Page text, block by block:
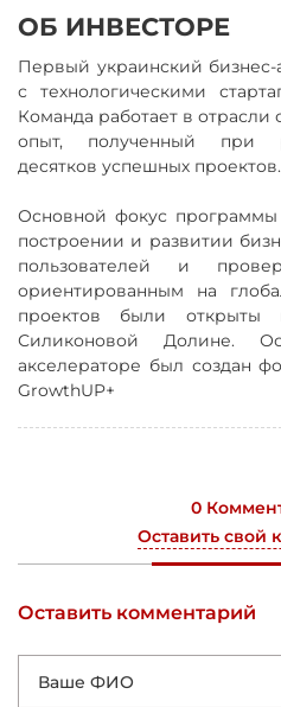
ОБ ИНВЕСТОРЕ
Первый украинский
с технологическими
Команда работает в отрасли
опыт, полученный при
десятков успешных проектов.
Основной фокус
построении и развитии
пользователей и
ориентированным на
проектов были
Силиконовой Долине.
акселераторе был создан
GrowthUP+
0
Оставить свой
Оставить комментарий